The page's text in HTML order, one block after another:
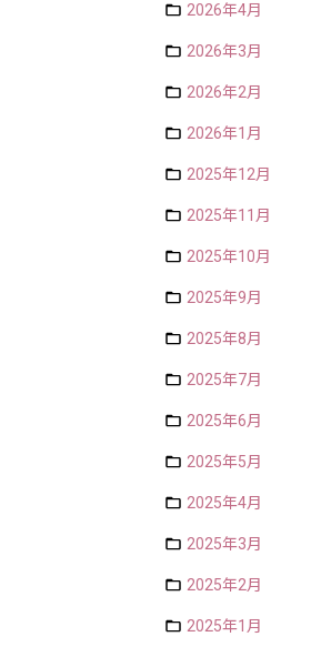
2026年4月
2026年3月
2026年2月
2026年1月
2025年12月
2025年11月
2025年10月
2025年9月
2025年8月
2025年7月
2025年6月
2025年5月
2025年4月
2025年3月
2025年2月
2025年1月